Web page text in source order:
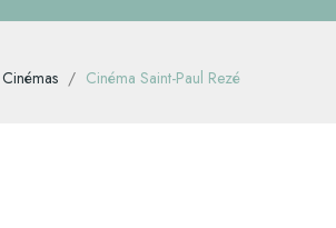
Cinémas Cinéma Saint-Paul Rezé